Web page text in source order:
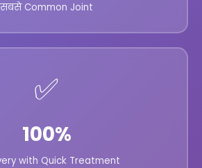
सबसे Common Joint
✅
100%
with Quick Treatment